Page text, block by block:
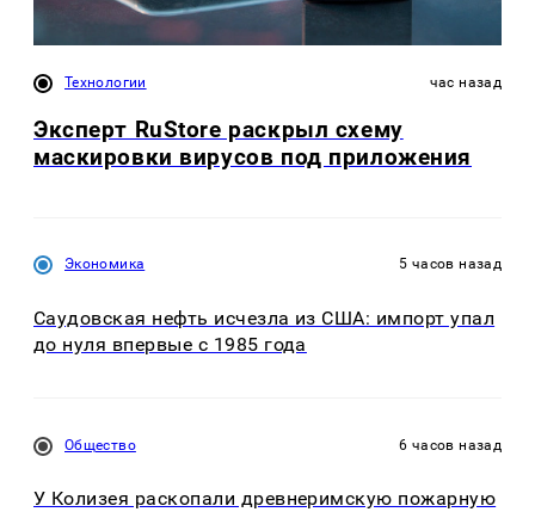
Технологии час назад
Эксперт RuStore раскрыл схему
маскировки вирусов под приложения
Экономика 5 часов назад
Саудовская нефть исчезла из США: импорт упал
до нуля впервые с 1985 года
Общество 6 часов назад
У Колизея раскопали древнеримскую пожарную